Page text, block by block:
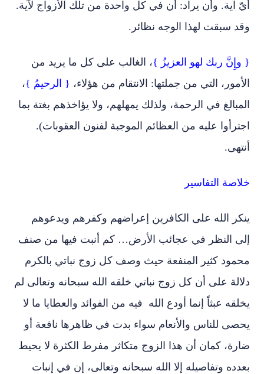
أيّ آية. وأن يراد: أن في كل واحدة من تلك الأزواج لآية.
وقد سبقت لهذا الوجه نظائر.
{ وإِنَّ ربك لهو العزيزُ } ، الغالب على كل ما يريد من
الأمور، التي من جملتها: الانتقام من هؤلاء،{ الرحيمُ } ،
المبالغ في الرحمة، ولذلك يمهلهم، ولا يؤاخذهم بغتة بما
اجترأوا عليه من العظائم الموجبة لفنون العقوبات).
أنتهى.
خلاصة التفاسير
ينكر الله على الكافرين إعراضهم وكفرهم ويدعوهم
إلى النظر في عجائب الأرض… كم أنبت فيها من صنف
محمود كثير المنفعة حيث وصف كل زوج نباتي بالكرم
دلالة على أن كل زوج نباتي خلقه الله سبحانه وتعالى لم
يخلقه عبثاً إنما أودع الله فيه من الفوائد والعطايا ما لا
يحصى للناس والأنعام سواء بدت في ظاهرها نافعة أو
ضارة، كمان أن هذا الزوج متكاثر مفرط الكثرة لا يحيط
بعدده وتفاصيله إلا الله سبحانه وتعالى، إن في إنبات